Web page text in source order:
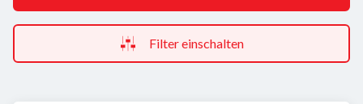
Filter einschalten